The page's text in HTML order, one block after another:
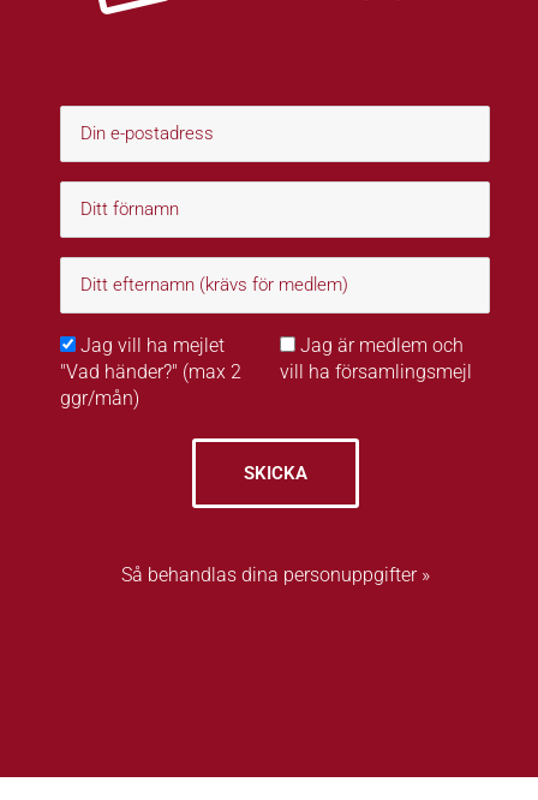
Jag vill ha mejlet
"Vad händer?" (max 2
ggr/mån)
Jag är medlem och
vill ha församlingsmejl
SKICKA
Så behandlas dina personuppgifter »